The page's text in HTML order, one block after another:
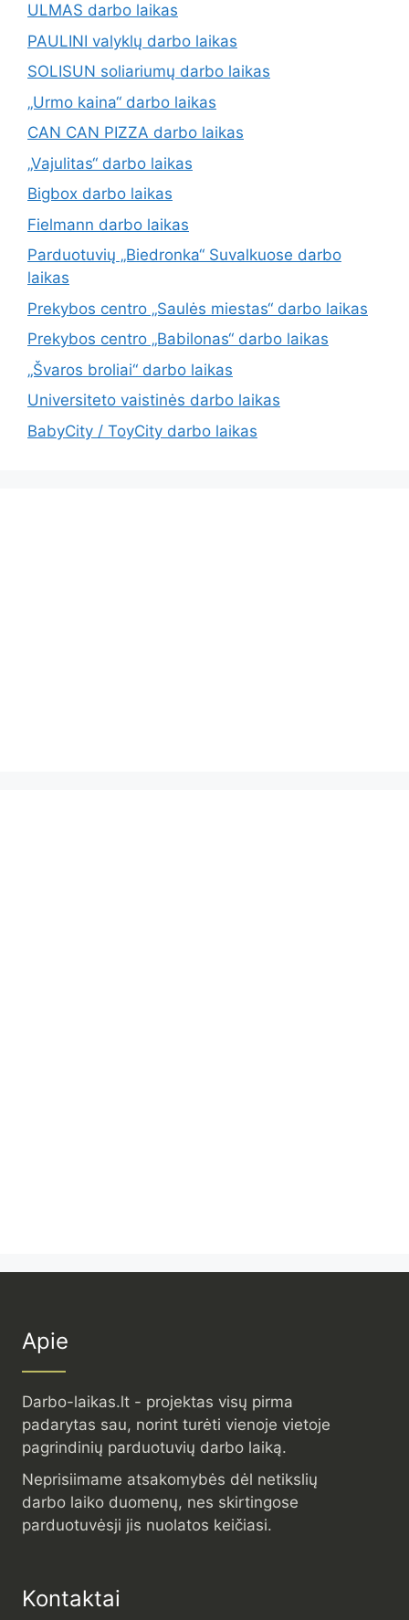
ULMAS darbo laikas
PAULINI valyklų darbo laikas
SOLISUN soliariumų darbo laikas
„Urmo kaina“ darbo laikas
CAN CAN PIZZA darbo laikas
„Vajulitas“ darbo laikas
Bigbox darbo laikas
Fielmann darbo laikas
Parduotuvių „Biedronka“ Suvalkuose darbo
laikas
Prekybos centro „Saulės miestas“ darbo laikas
Prekybos centro „Babilonas“ darbo laikas
„Švaros broliai“ darbo laikas
Universiteto vaistinės darbo laikas
BabyCity / ToyCity darbo laikas
Apie
Darbo-laikas.lt - projektas visų pirma
padarytas sau, norint turėti vienoje vietoje
pagrindinių parduotuvių darbo laiką.
Neprisiimame atsakomybės dėl netikslių
darbo laiko duomenų, nes skirtingose
parduotuvėsji jis nuolatos keičiasi.
Kontaktai